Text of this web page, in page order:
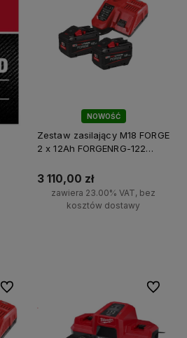
NOWOŚĆ
Zestaw zasilający M18 FORGE
2 x 12Ah FORGENRG-122
3 110,00 zł
zawiera 23.00% VAT, bez
kosztów dostawy
Do ulubionych Do